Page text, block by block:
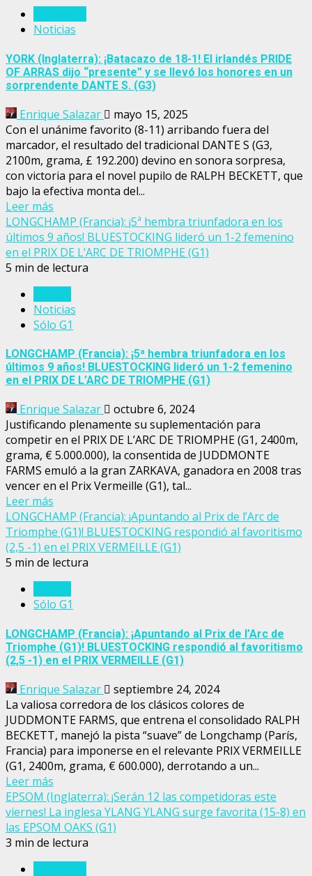
Noticias
YORK (Inglaterra): ¡Batacazo de 18-1! El irlandés PRIDE
OF ARRAS dijo “presente” y se llevó los honores en un
sorprendente DANTE S. (G3)
Enrique Salazar
mayo 15, 2025
Con el unánime favorito (8-11) arribando fuera del
marcador, el resultado del tradicional DANTE S (G3,
2100m, grama, £ 192.200) devino en sonora sorpresa,
con victoria para el novel pupilo de RALPH BECKETT, que
bajo la efectiva monta del...
Leer más
LONGCHAMP (Francia): ¡5ª hembra triunfadora en los
últimos 9 años! BLUESTOCKING lideró un 1-2 femenino
en el PRIX DE L’ARC DE TRIOMPHE (G1)
5 min de lectura
Noticias
Sólo G1
LONGCHAMP (Francia): ¡5ª hembra triunfadora en los
últimos 9 años! BLUESTOCKING lideró un 1-2 femenino
en el PRIX DE L’ARC DE TRIOMPHE (G1)
Enrique Salazar
octubre 6, 2024
Justificando plenamente su suplementación para
competir en el PRIX DE L’ARC DE TRIOMPHE (G1, 2400m,
grama, € 5.000.000), la consentida de JUDDMONTE
FARMS emuló a la gran ZARKAVA, ganadora en 2008 tras
vencer en el Prix Vermeille (G1), tal...
Leer más
LONGCHAMP (Francia): ¡Apuntando al Prix de l’Arc de
Triomphe (G1)! BLUESTOCKING respondió al favoritismo
(2,5 -1) en el PRIX VERMEILLE (G1)
5 min de lectura
Sólo G1
LONGCHAMP (Francia): ¡Apuntando al Prix de l’Arc de
Triomphe (G1)! BLUESTOCKING respondió al favoritismo
(2,5 -1) en el PRIX VERMEILLE (G1)
Enrique Salazar
septiembre 24, 2024
La valiosa corredora de los clásicos colores de
JUDDMONTE FARMS, que entrena el consolidado RALPH
BECKETT, manejó la pista “suave” de Longchamp (París,
Francia) para imponerse en el relevante PRIX VERMEILLE
(G1, 2400m, grama, € 600.000), derrotando a un...
Leer más
EPSOM (Inglaterra): ¡Serán 12 las competidoras este
viernes! La inglesa YLANG YLANG surge favorita (15-8) en
las EPSOM OAKS (G1)
3 min de lectura